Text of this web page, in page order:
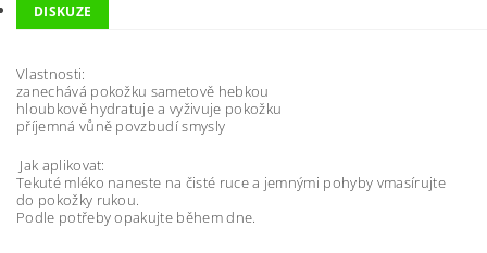
DISKUZE
Vlastnosti:
zanechává pokožku sametově hebkou
hloubkově hydratuje a vyživuje pokožku
příjemná vůně povzbudí smysly
Jak aplikovat:
Tekuté mléko naneste na čisté ruce a jemnými pohyby vmasírujte
do pokožky rukou.
Podle potřeby opakujte během dne.